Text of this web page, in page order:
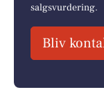
salgsvurdering.
Bliv